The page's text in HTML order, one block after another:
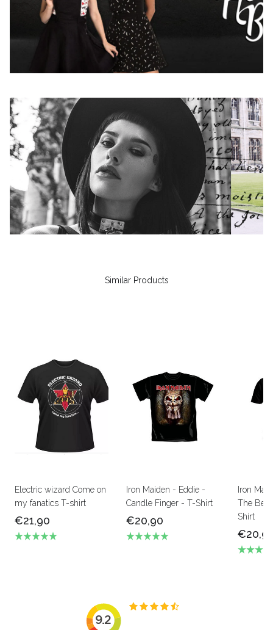
Similar Products
Electric wizard Come on
my fanatics T-shirt
€21,90
Iron Maiden - Eddie -
Candle Finger - T-Shirt
€20,90
Iron
The
Shirt